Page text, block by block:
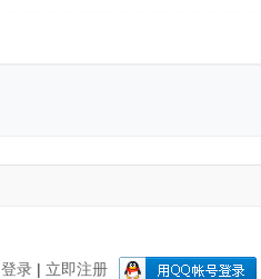
登录| 立即注册